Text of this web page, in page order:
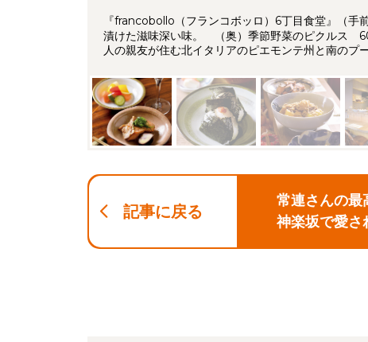
『francobollo（フランコボッロ）6丁目食堂』（
漬けた滋味深い味。 （奥）季節野菜のピクルス
人の親友が住む北イタリアのピエモンテ州と南の
記事に戻る
常連さんの最
神楽坂で愛さ